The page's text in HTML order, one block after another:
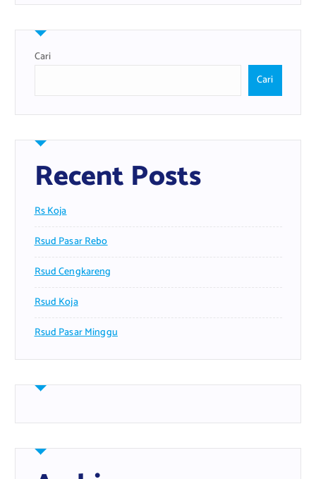
Cari
Cari
Recent Posts
Rs Koja
Rsud Pasar Rebo
Rsud Cengkareng
Rsud Koja
Rsud Pasar Minggu